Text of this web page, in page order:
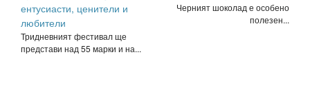
ентусиасти, ценители и
любители
Тридневният фестивал ще
представи над 55 марки и на...
Черният шоколад е особено
полезен...